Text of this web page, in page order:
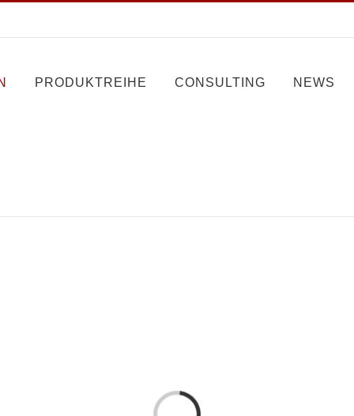
PRODUKTREIHE CONSULTING NEWS